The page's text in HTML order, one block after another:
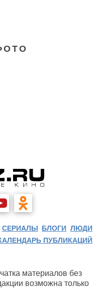
СЕРИАЛЫ БЛОГИ ЛЮДИ
ПУБЛИКАЦИЙ
материалов без
возможна только